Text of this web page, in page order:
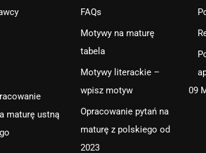
maturę ustną
FAQs
Motywy na maturę
tabela
Motywy literackie –
wpisz motyw
Opracowanie pytań na
maturę z polskiego od
2023
09